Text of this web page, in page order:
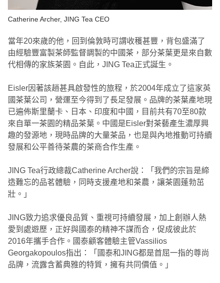
Catherine Archer, JING Tea CEO
當年20來歲的他，回到倫敦時可謂收穫甚豐，背包盛滿了
由經驗豐富製茶師監督調製的中國茶，部分茶葉更是來自數
代相傳的家族茶園。自此，JING Tea正式誕生。
Eisler因著該趟甚具啟發性的旅程，於2004年成立了這家英
國茶葉公司，營運至今得到了長足發展。品牌的茶葉產地現
已遍佈斯里蘭卡、日本、印度和中國，目前共有70至80款
來自單一茶園的精品茶葉。中國是Eisler對茶藝產生濃厚興
趣的發源地，現時品牌的大量茶品，也是與內地推動可持續
發展和公平善待茶農的茶商合作生產。
JING Tea行政總裁Catherine Archer說：「我們的宗旨是締
造難忘的品茗體驗，同時支援產地和茶農，讓茶園蓬勃茁
壯。」
JING致力追求優良品質、重視可持續發展，加上創辦人熱
愛到處遊歷，正好與國泰的精神不謀而合，促成彼此於
2016年攜手合作。國泰顧客體驗主管Vassilios
Georgakopoulos指出：「國泰和JING都是首屈一指的尊尚
品牌，流露含蓄典雅的特質，擁有共同價值。」